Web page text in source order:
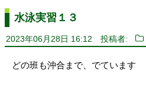
水泳実習１３
2023年06月28日 16:12 投稿者:
どの班も沖合まで、でています